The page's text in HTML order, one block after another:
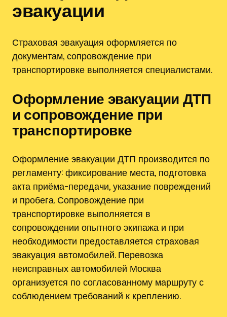
эвакуации
Страховая эвакуация оформляется по
документам, сопровождение при
транспортировке выполняется специалистами.
Оформление эвакуации ДТП
и сопровождение при
транспортировке
Оформление эвакуации ДТП производится по
регламенту: фиксирование места, подготовка
акта приёма-передачи, указание повреждений
и пробега. Сопровождение при
транспортировке выполняется в
сопровождении опытного экипажа и при
необходимости предоставляется страховая
эвакуация автомобилей. Перевозка
неисправных автомобилей Москва
организуется по согласованному маршруту с
соблюдением требований к креплению.